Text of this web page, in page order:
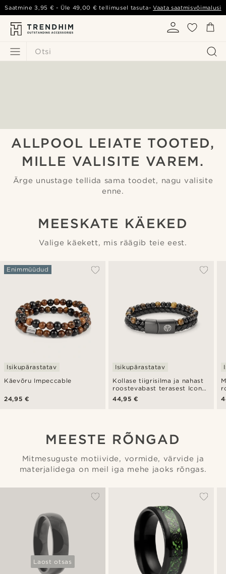
Otsi
Saatmine3,95 € - Üle 49,00 € tellimusel tasuta-Vaata saatmisvõimalusi
ALLPOOL LEIATE TOOTED,
MILLE VALISITE VAREM.
Ärge unustage tellida sama toodet, nagu valisite
enne.
MEESKATE KÄEKED
Valige käekett, mis räägib teie eest.
Käevõru Impeccable
Enimmüüdud
Isikupärastatav
24,95 €
Kollase tiigrisilma ja nahast
roostevabast terasest Icon
käevõru
Isikupärastatav
44,95 €
MEESTE RÕNGAD
Mitmesuguste motiivide, vormide, värvide ja
materjalidega on meil iga mehe jaoks rõngas.
Laost otsas